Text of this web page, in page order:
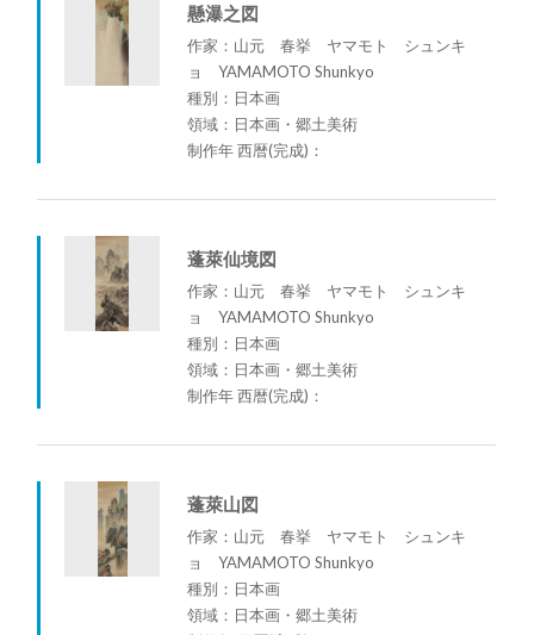
懸瀑之図
作家：山元 春挙 ヤマモト シュンキ
ョ YAMAMOTO Shunkyo
種別：日本画
領域：日本画・郷土美術
制作年 西暦(完成)：
蓬萊仙境図
作家：山元 春挙 ヤマモト シュンキ
ョ YAMAMOTO Shunkyo
種別：日本画
領域：日本画・郷土美術
制作年 西暦(完成)：
蓬萊山図
作家：山元 春挙 ヤマモト シュンキ
ョ YAMAMOTO Shunkyo
種別：日本画
領域：日本画・郷土美術